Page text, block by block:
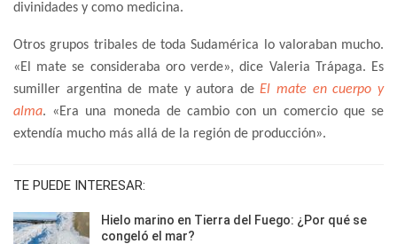
divinidades y como medicina.
Otros grupos tribales de toda Sudamérica lo valoraban mucho.
«El mate se consideraba oro verde», dice Valeria Trápaga. Es
sumiller argentina de mate y autora deEl mate en cuerpo y
alma. «Era una moneda de cambio con un comercio que se
extendía mucho más allá de la región de producción».
TE PUEDE INTERESAR:
Hielo marino en Tierra del Fuego: ¿Por qué se
congeló el mar?